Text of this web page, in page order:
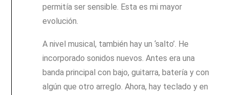
permitía ser sensible. Esta es mi mayor
evolución.
A nivel musical, también hay un ‘salto’. He
incorporado sonidos nuevos. Antes era una
banda principal con bajo, guitarra, batería y con
algún que otro arreglo. Ahora, hay teclado y en